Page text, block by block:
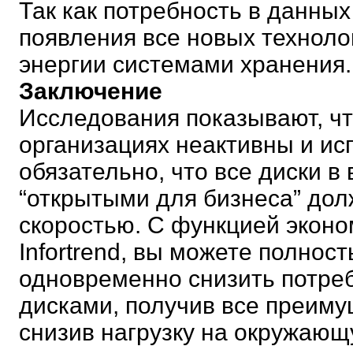
Так как потребность в
появления все новых
энергии системами хранения.
Заключение
Исследования показывают,
организациях неактивны и
обязательно, что все диски
“открытыми для бизнеса”
скоростью. С функцией
Infortrend, вы можете
одновременно снизить
дисками, получив все
снизив нагрузку на